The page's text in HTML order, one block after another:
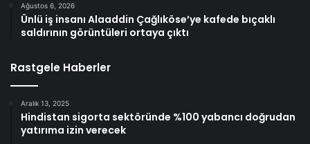
Ağustos 6, 2026
Ünlü iş insanı Alaaddin Çağlıköse’ye kafede bıçaklı
saldırının görüntüleri ortaya çıktı
Rastgele Haberler
Aralık 13, 2025
Hindistan sigorta sektöründe %100 yabancı doğrudan
yatırıma izin verecek